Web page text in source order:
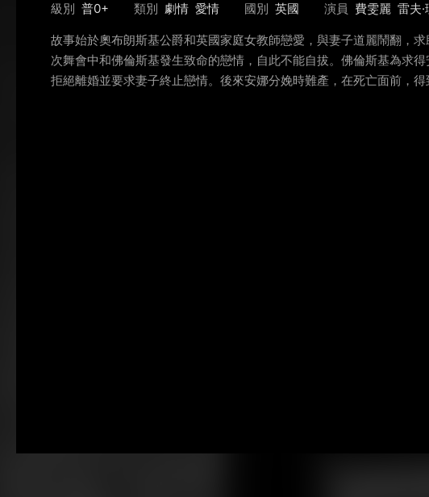
級別 普0+ 類別 劇情 愛情 國別 英國 演員 費雯麗 雷夫
故事始於奧布朗斯基公爵和英國家庭女教師戀愛，與妻子道麗鬧翻，
次舞會中和佛倫斯基發生致命的戀情，自此不能自拔。佛倫斯基為求
拒絕離婚並要求妻子終止戀情。後來安娜分娩時難產，在死亡面前，